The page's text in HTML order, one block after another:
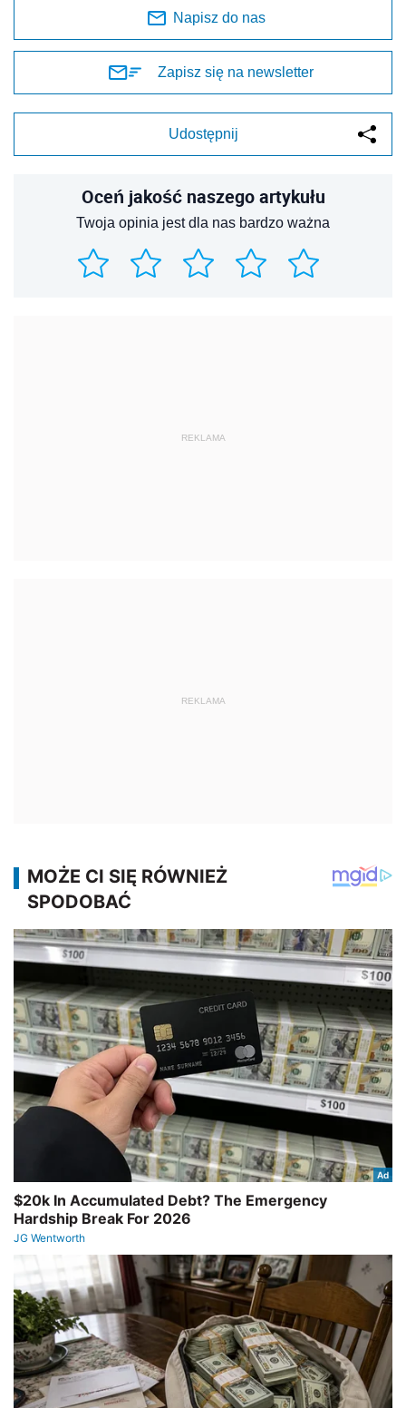
Napisz do nas
Zapisz się na newsletter
Udostępnij
Oceń jakość naszego artykułu
Twoja opinia jest dla nas bardzo ważna
REKLAMA
REKLAMA